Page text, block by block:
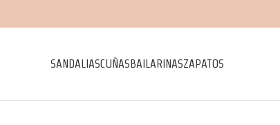
SANDALIASCUÑAS BAILARINASZAPATOS